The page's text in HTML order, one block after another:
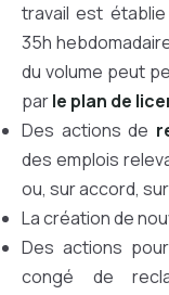
travail est
35h
du volume peut
parle plan de
Des actions de
des emplois
ou, sur accord,
La création de
Des actions
congé de